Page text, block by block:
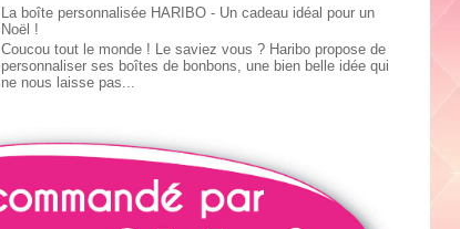
La boîte personnalisée HARIBO - Un cadeau idéal pour un
Noël !
Coucou tout le monde ! Le saviez vous ? Haribo propose de
personnaliser ses boîtes de bonbons, une bien belle idée qui
ne nous laisse pas...